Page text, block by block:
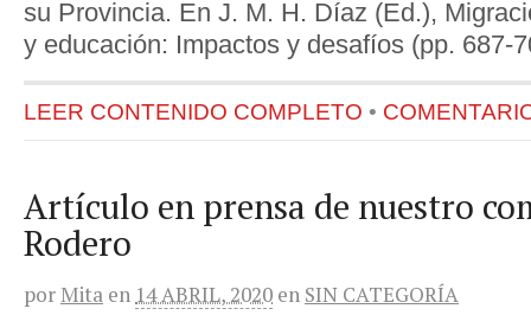
su Provincia. En J. M. H. Díaz (Ed.),
y educación: Impactos y desafíos (pp. 687-
LEER CONTENIDO COMPLETO •
Artículo en prensa de nuestro
Rodero
por Mita en 14 ABRIL, 2020 en SIN CATEGORÍA